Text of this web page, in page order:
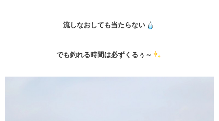
流しなおしても当たらない
でも釣れる時間は必ずくるぅ～